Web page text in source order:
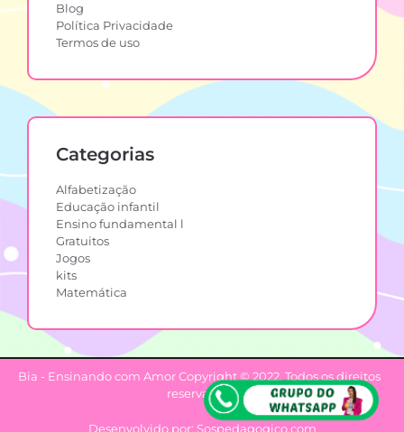
Blog
Política Privacidade
Termos de uso
Categorias
Alfabetização
Educação infantil
Ensino fundamental l
Gratuitos
Jogos
kits
Matemática
Bia - Ensinando com Amor Copyright © 2022. Todos os direitos
reservados.
Desenvolvido por: Sospedagogico.com